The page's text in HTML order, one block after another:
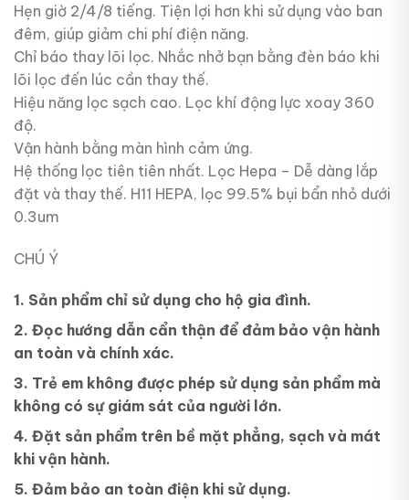
Hẹn giờ 2/4/8 tiếng. Tiện lợi hơn khi sử dụng vào ban
đêm, giúp giảm chi phí điện năng.
Chỉ báo thay lõi lọc. Nhắc nhở bạn bằng đèn báo khi
lõi lọc đến lúc cần thay thế.
Hiệu năng lọc sạch cao. Lọc khí động lực xoay 360
độ.
Vận hành bằng màn hình cảm ứng.
Hệ thống lọc tiên tiên nhất. Lọc Hepa – Dễ dàng lắp
đặt và thay thế. H11 HEPA, lọc 99.5% bụi bẩn nhỏ dưới
0.3um
CHÚ Ý
1. Sản phẩm chỉ sử dụng cho hộ gia đình.
2. Đọc hướng dẫn cẩn thận để đảm bảo vận hành
an toàn và chính xác.
3. Trẻ em không được phép sử dụng sản phẩm mà
không có sự giám sát của người lớn.
4. Đặt sản phẩm trên bề mặt phẳng, sạch và mát
khi vận hành.
5. Đảm bảo an toàn điện khi sử dụng.